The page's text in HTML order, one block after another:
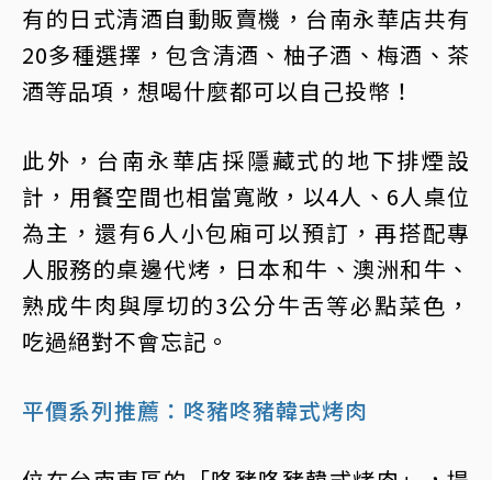
有的日式清酒自動販賣機，台南永華店共有
20多種選擇，包含清酒、柚子酒、梅酒、茶
酒等品項，想喝什麼都可以自己投幣！
此外，台南永華店採隱藏式的地下排煙設
計，用餐空間也相當寬敞，以4人、6人桌位
為主，還有6人小包廂可以預訂，再搭配專
人服務的桌邊代烤，日本和牛、澳洲和牛、
熟成牛肉與厚切的3公分牛舌等必點菜色，
吃過絕對不會忘記。
平價系列推薦：咚豬咚豬韓式烤肉